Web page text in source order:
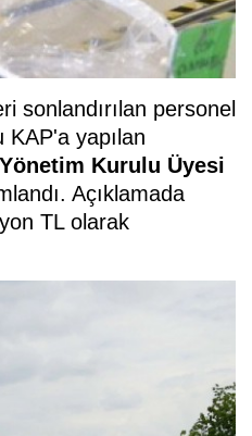
sonlandırılan personel
KAP'a yapılan
Kurulu Üyesi
Açıklamada
TL olarak